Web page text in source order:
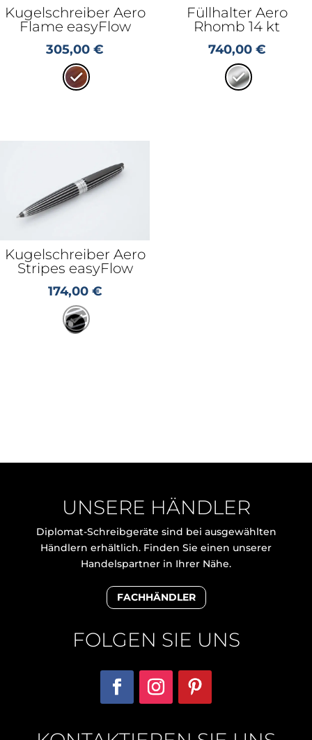
Kugelschreiber Aero
Flame easyFlow
305,00€
Füllhalter Aero
Rhomb 14 kt
740,00 €
Kugelschreiber Aero
Stripes easyFlow
174,00 €
UNSERE HÄNDLER
Diplomat-Schreibgeräte sind bei ausgewählten
Händlern erhältlich. Finden Sie einen unserer
Handelspartner in Ihrer Nähe.
FACHHÄNDLER
FOLGEN SIE UNS